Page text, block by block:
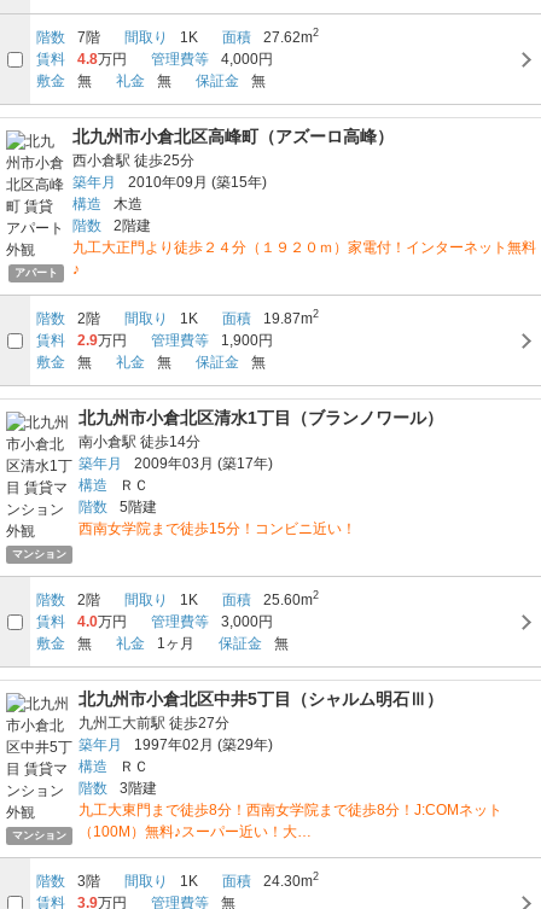
階数 7階 間取り 1K 面積 27.62m2
賃料 4.8万円 管理費等
4,000円
敷金
無 礼金 無 保証金 無
アパート
北九州市小倉北区高峰町（アズーロ高峰）
西小倉駅 徒歩25分
築年月
2010年09月 (築15年)
構造
木造
階数
2階建
九工大正門より徒歩２４分（１９２０ｍ）家電付！インターネット無料
♪
階数 2階 間取り 1K 面積 19.87m2
賃料 2.9万円 管理費等
1,900円
敷金
無 礼金 無 保証金 無
マンション
北九州市小倉北区清水1丁目（ブランノワール）
南小倉駅 徒歩14分
築年月
2009年03月 (築17年)
構造
ＲＣ
階数
5階建
西南女学院まで徒歩15分！コンビニ近い！
階数 2階 間取り 1K 面積 25.60m2
賃料 4.0万円 管理費等
3,000円
敷金
無 礼金 1ヶ月 保証金 無
マンション
北九州市小倉北区中井5丁目（シャルム明石Ⅲ）
九州工大前駅 徒歩27分
築年月
1997年02月 (築29年)
構造
ＲＣ
階数
3階建
九工大東門まで徒歩8分！西南女学院まで徒歩8分！J:COMネット
（100M）無料♪スーパー近い！大…
階数 3階 間取り 1K 面積 24.30m2
賃料 3.9万円 管理費等 無